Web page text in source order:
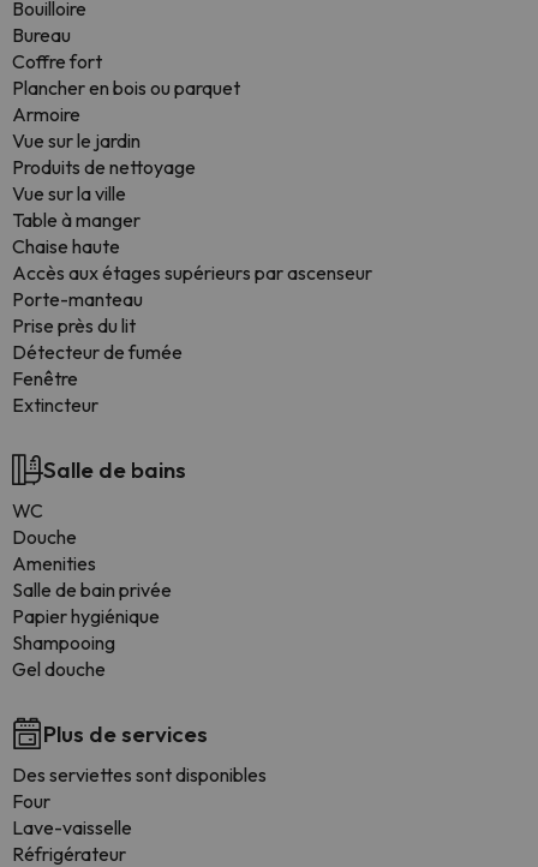
Bouilloire
Bureau
Coffre fort
Plancher en bois ou parquet
Armoire
Vue sur le jardin
Produits de nettoyage
Vue sur la ville
Table à manger
Chaise haute
Accès aux étages supérieurs par ascenseur
Porte-manteau
Prise près du lit
Détecteur de fumée
Fenêtre
Extincteur
Salle de bains
WC
Douche
Amenities
Salle de bain privée
Papier hygiénique
Shampooing
Gel douche
Plus de services
Des serviettes sont disponibles
Four
Lave-vaisselle
Réfrigérateur